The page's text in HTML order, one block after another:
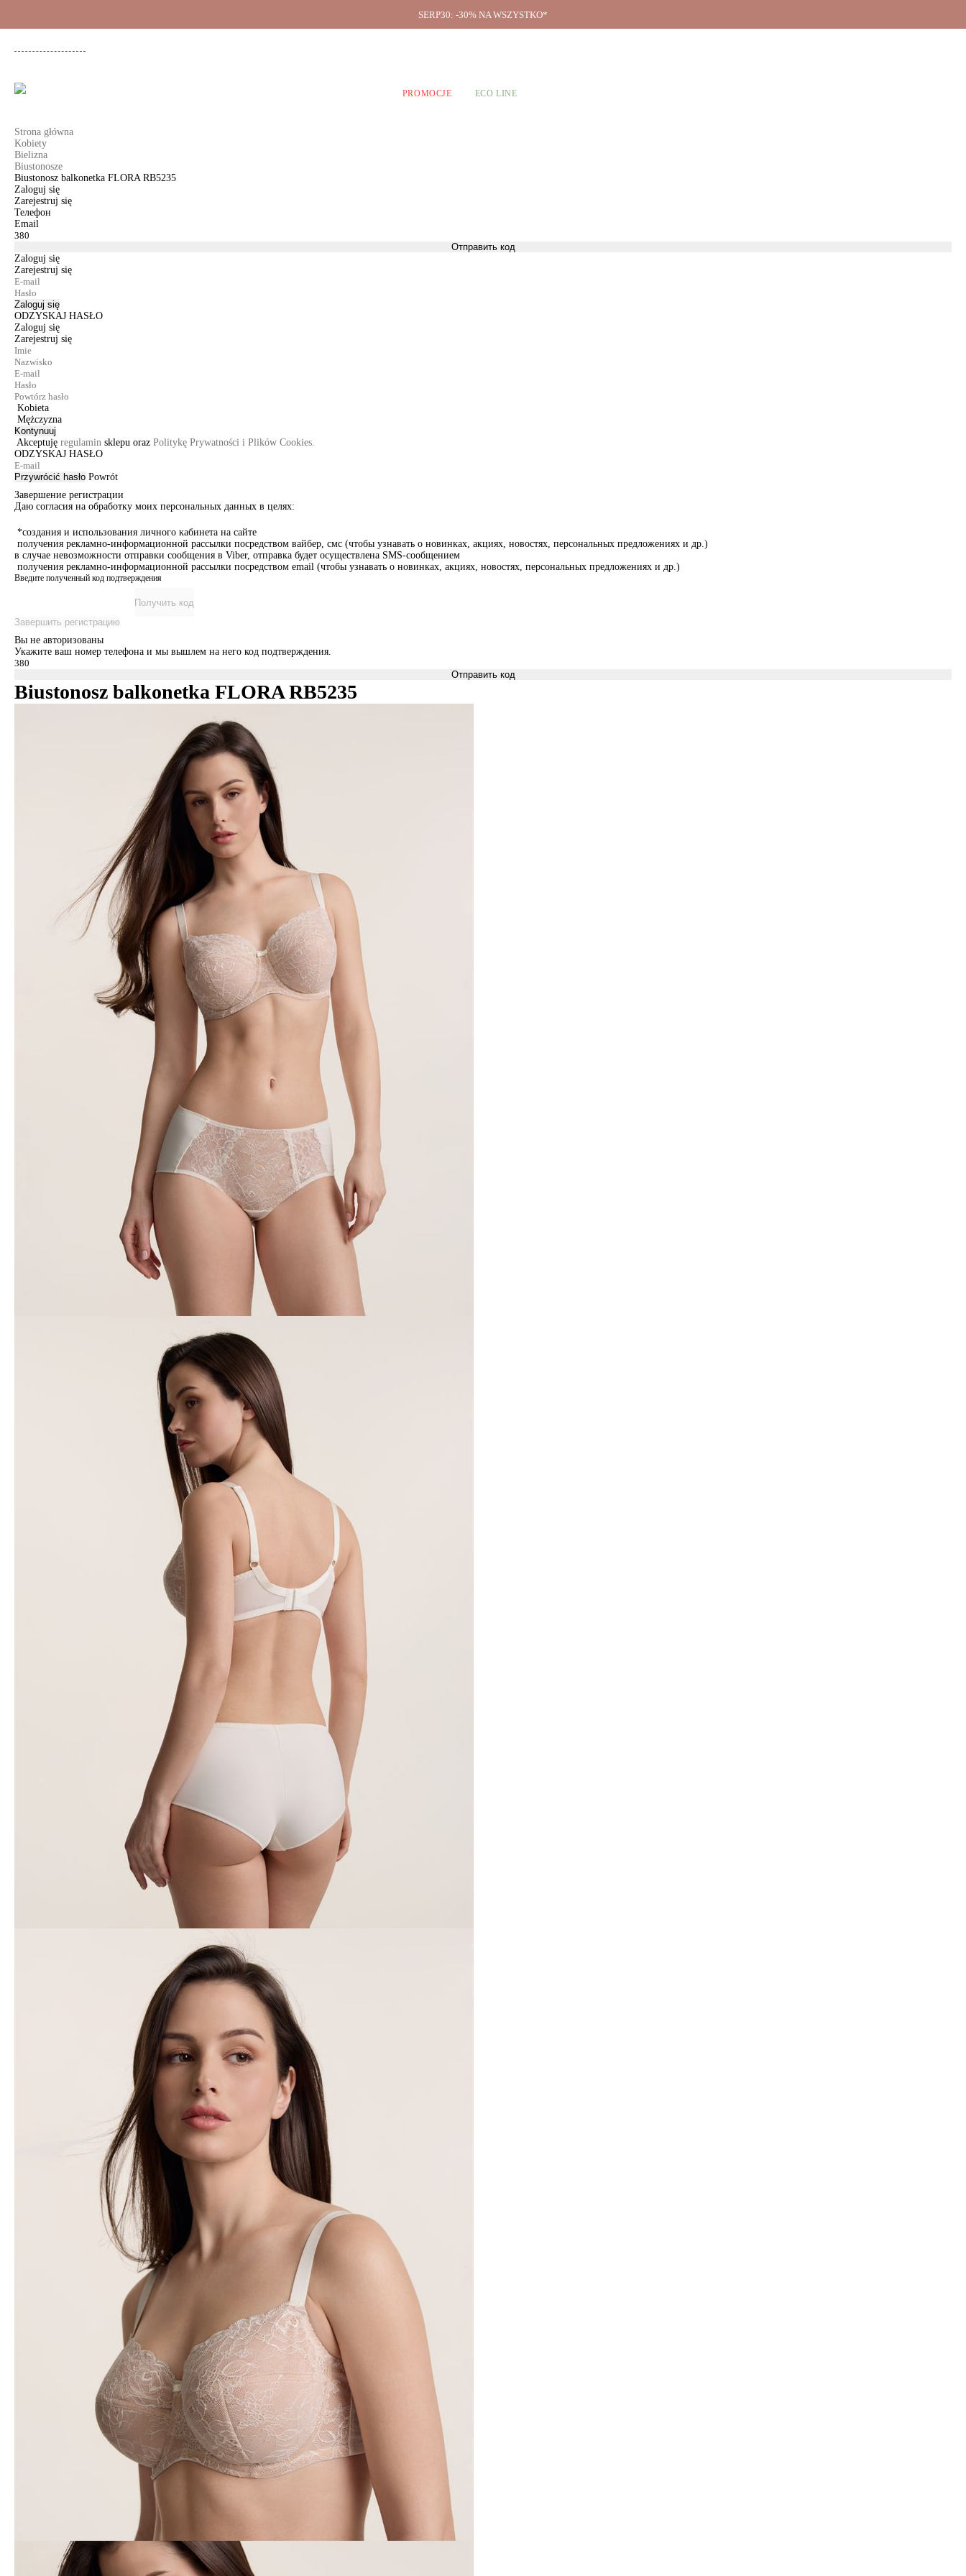
SERP30: -30% NA WSZYSTKO*
PROMOCJE ECO LINE
Strona główna
Kobiety
Bielizna
Biustonosze
Biustonosz balkonetka FLORA RB5235
Zaloguj się
Zarejestruj się
Телефон
Email
Отправить код
Zaloguj się
Zarejestruj się
Zaloguj się
ODZYSKAJ HASŁO
Zaloguj się
Zarejestruj się
Kobieta
Mężczyzna
Kontynuuj
Akceptuję regulamin sklepu oraz Politykę Prywatności i Plików Cookies.
ODZYSKAJ HASŁO
Przywrócić hasło Powrót
Завершение регистрации
Даю согласия на обработку моих персональных данных в целях:
*создания и использования личного кабинета на сайте
получения рекламно-информационной рассылки посредством вайбер, смс (чтобы узнавать о новинках, акциях, новостях, персональных предложениях и др.)
в случае невозможности отправки сообщения в Viber, отправка будет осуществлена SMS-сообщением
получения рекламно-информационной рассылки посредством email (чтобы узнавать о новинках, акциях, новостях, персональных предложениях и др.)
Введите полученный код подтверждения
Получить код
Завершить регистрацию
Вы не авторизованы
Укажите ваш номер телефона и мы вышлем на него код подтверждения.
Отправить код
Biustonosz balkonetka FLORA RB5235